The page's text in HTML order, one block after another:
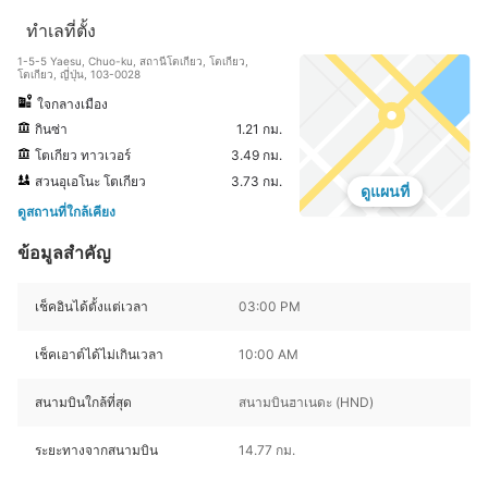
ทำเลที่ตั้ง
1-5-5 Yaesu, Chuo-ku, สถานีโตเกียว, โตเกียว,
โตเกียว, ญี่ปุ่น, 103-0028
ใจกลางเมือง
กินซ่า
1.21 กม.
โตเกียว ทาวเวอร์
3.49 กม.
สวนอุเอโนะ โตเกียว
3.73 กม.
ดูสถานที่ใกล้เคียง
ดูแผนที่
ข้อมูลสำคัญ
เช็คอินได้ตั้งแต่เวลา 03:00 PM
เช็คเอาต์ได้ไม่เกินเวลา 10:00 AM
สนามบินใกล้ที่สุด สนามบินฮาเนดะ (HND)
ระยะทางจากสนามบิน 14.77 กม.